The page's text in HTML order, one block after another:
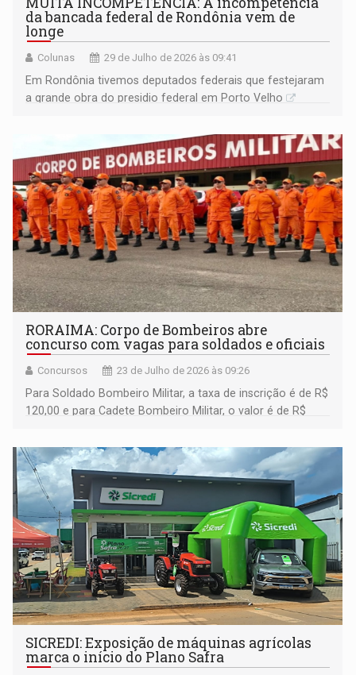
da bancada federal de Rondônia vem de
longe
Colunas 29 de Julho de 2026 às 09:41
Em Rondônia tivemos deputados federais que festejaram
a grande obra do presidio federal em Porto Velho
RORAIMA: Corpo de Bombeiros abre
concurso com vagas para soldados e oficiais
Concursos 23 de Julho de 2026 às 09:26
Para Soldado Bombeiro Militar, a taxa de inscrição é de R$
120,00 e para Cadete Bombeiro Militar, o valor é de R$
SICREDI: Exposição de máquinas agrícolas
marca o início do Plano Safra